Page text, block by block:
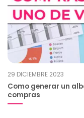
29 DICIEMBRE 2023
Como generar un
compras